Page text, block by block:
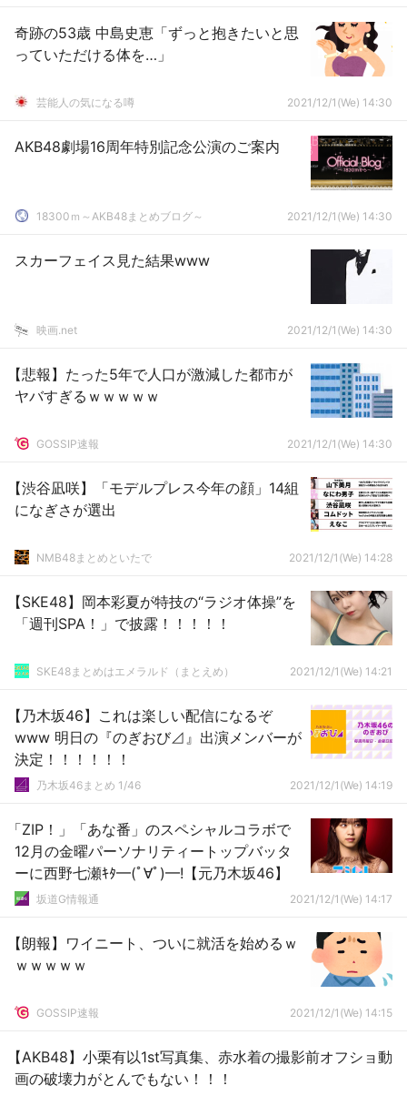
奇跡の53歳 中島史恵「ずっと抱きたいと思
っていただける体を…」
芸能人の気になる噂 2021/12/1(We) 14:30
AKB48劇場16周年特別記念公演のご案内
18300ｍ～AKB48まとめブログ～ 2021/12/1(We) 14:30
スカーフェイス見た結果www
映画.net 2021/12/1(We) 14:30
【悲報】たった5年で人口が激減した都市が
ヤバすぎるｗｗｗｗｗ
GOSSIP速報 2021/12/1(We) 14:30
【渋谷凪咲】「モデルプレス今年の顔」14組
になぎさが選出
NMB48まとめといたで 2021/12/1(We) 14:28
【SKE48】岡本彩夏が特技の“ラジオ体操”を
「週刊SPA！」で披露！！！！！
SKE48まとめはエメラルド（まとえめ） 2021/12/1(We) 14:21
【乃木坂46】これは楽しい配信になるぞ
www 明日の『のぎおび⊿』出演メンバーが
決定！！！！！！
乃木坂46まとめ 1/46 2021/12/1(We) 14:19
「ZIP！」「あな番」のスペシャルコラボで
12月の金曜パーソナリティートップバッタ
ーに西野七瀬ｷﾀ━(ﾟ∀ﾟ)━!【元乃木坂46】
坂道G情報通 2021/12/1(We) 14:17
【朗報】ワイニート、ついに就活を始めるｗ
ｗｗｗｗｗ
GOSSIP速報 2021/12/1(We) 14:15
【AKB48】小栗有以1st写真集、赤水着の撮影前オフショ動
画の破壊力がとんでもない！！！